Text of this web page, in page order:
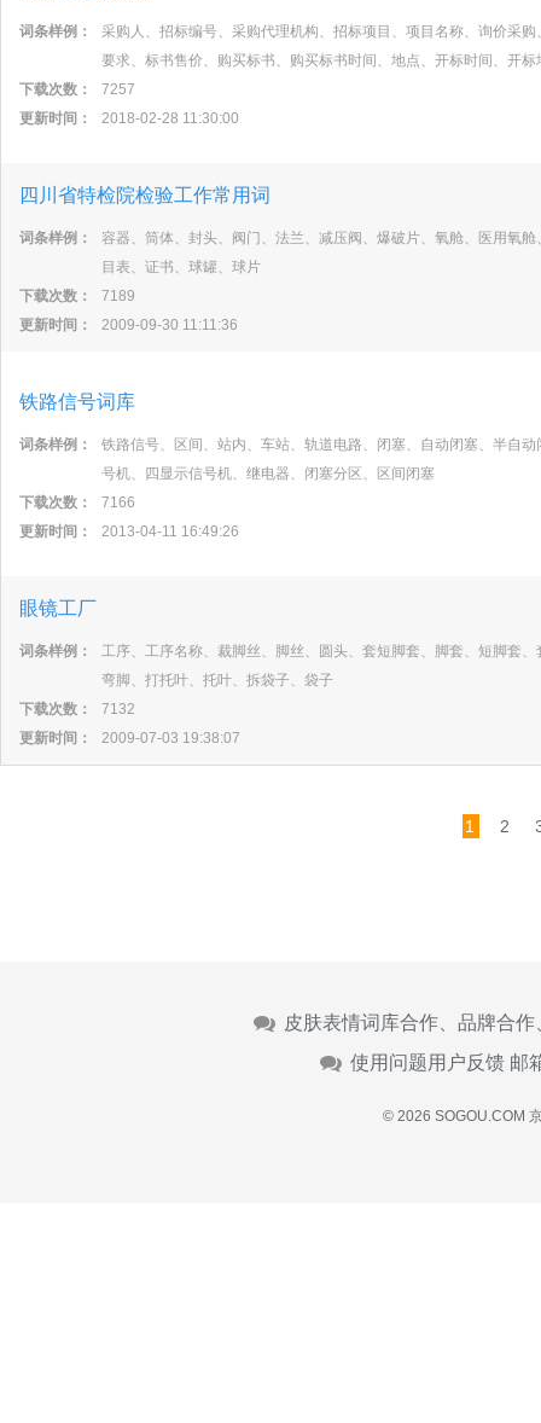
词条样例：
采购人、招标编号、采购代理机构、招标项目、项目名称、询价采
要求、标书售价、购买标书、购买标书时间、地点、开标时间、开
下载次数：
7257
更新时间：
2018-02-28 11:30:00
四川省特检院检验工作常用词
词条样例：
容器、筒体、封头、阀门、法兰、减压阀、爆破片、氧舱、医用氧
目表、证书、球罐、球片
下载次数：
7189
更新时间：
2009-09-30 11:11:36
铁路信号词库
词条样例：
铁路信号、区间、站内、车站、轨道电路、闭塞、自动闭塞、半自
号机、四显示信号机、继电器、闭塞分区、区间闭塞
下载次数：
7166
更新时间：
2013-04-11 16:49:26
眼镜工厂
词条样例：
工序、工序名称、裁脚丝、脚丝、圆头、套短脚套、脚套、短脚套
弯脚、打托叶、托叶、拆袋子、袋子
下载次数：
7132
更新时间：
2009-07-03 19:38:07
1 2
皮肤表情词库合作、品牌合
使用问题用户反馈 邮
© 2026 SOGOU.COM